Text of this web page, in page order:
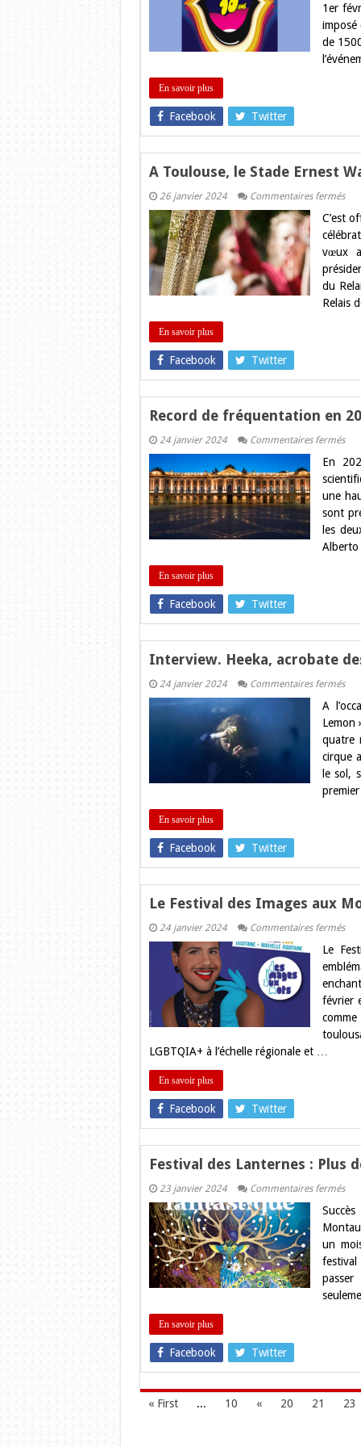
fête
10
ans
1er
imposé
de
En savoir plus
Facebook Twitter
A Toulouse, le Stade Ernest
26 janvier 2024 Commentaires ferméssur
la
C’est
vœux
du
Relais
En savoir plus
Facebook Twitter
Record de fréquentation en
24 janvier 2024 Commentaires ferméssur
de
en
les
de
En
une
sont
les
Alberto
En savoir plus
Facebook Twitter
Interview. Heeka, acrobate
24 janvier 2024 Commentaires ferméssur
des
“
A
Lemon
quatre
cirque
le sol,
En savoir plus
Facebook Twitter
Le Festival des Images aux
24 janvier 2024 Commentaires ferméssur
des
aux
Mots
:
et
Le
février
LGBTQIA+ à l’échelle régionale et …
En savoir plus
Facebook Twitter
Festival des Lanternes : Plus
23 janvier 2024 Commentaires ferméssur
des
:
Plus
260
000
un
En savoir plus
Facebook Twitter
« First ... 10 « 20 21 23